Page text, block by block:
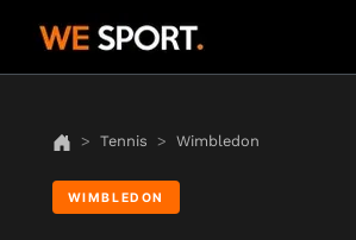
Tennis Wimbledon
WIMBLEDON